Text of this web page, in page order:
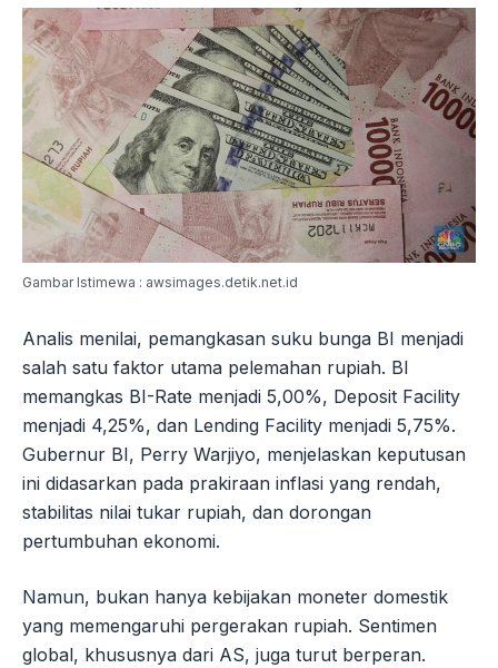
Gambar Istimewa : awsimages.detik.net.id
Analis menilai, pemangkasan suku bunga BI menjadi
salah satu faktor utama pelemahan rupiah. BI
memangkas BI-Rate menjadi 5,00%, Deposit Facility
menjadi 4,25%, dan Lending Facility menjadi 5,75%.
Gubernur BI, Perry Warjiyo, menjelaskan keputusan
ini didasarkan pada prakiraan inflasi yang rendah,
stabilitas nilai tukar rupiah, dan dorongan
pertumbuhan ekonomi.
Namun, bukan hanya kebijakan moneter domestik
yang memengaruhi pergerakan rupiah. Sentimen
global, khususnya dari AS, juga turut berperan.